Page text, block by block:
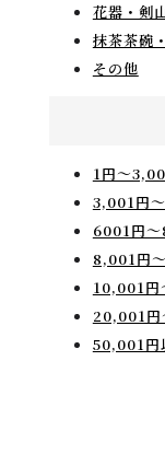
花器・剣
抹茶茶碗
その他
1円〜
3,001円
6001円
8,001円
10,001円
20,001円
50,001円